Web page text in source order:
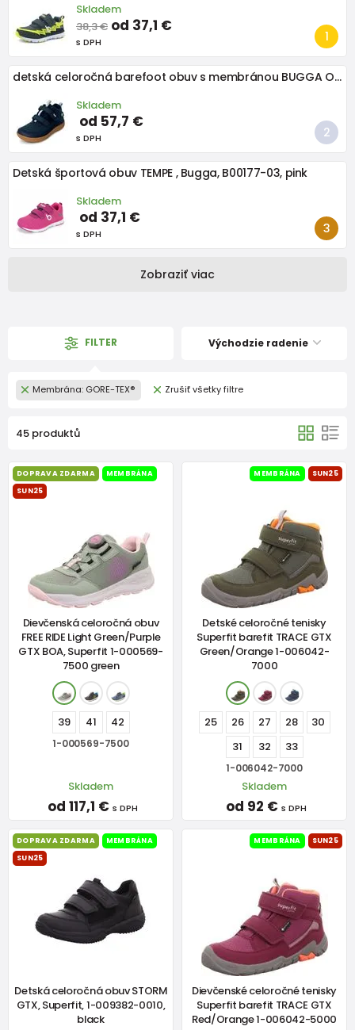
Skladem
38,3 € od 37,1 €
s DPH
detská celoročná barefoot obuv s membránou BUGGA OSCAR Blue B00191-04
Skladem
od 57,7 €
s DPH
Detská športová obuv TEMPE , Bugga, B00177-03, pink
Skladem
od 37,1 €
s DPH
Zobraziť viac
FILTER Východzie radenie
Membrána: GORE-TEX® Zrušiť všetky filtre
45 produktů
DOPRAVA ZDARMA
MEMBRÁNA
SUN25
Dievčenská celoročná obuv
FREE RIDE Light Green/Purple
GTX BOA, Superfit 1-000569-
7500 green
39 41 42
1-000569-7500
Skladem
od 117,1 € s DPH
MEMBRÁNA SUN25
Detské celoročné tenisky
Superfit barefit TRACE GTX
Green/Orange 1-006042-
7000
25 26 27 28
30
31
32 33
1-006042-7000
Skladem
od 92 € s DPH
DOPRAVA ZDARMA
MEMBRÁNA
SUN25
Detská celoročná obuv STORM
GTX, Superfit, 1-009382-0010,
black
MEMBRÁNA SUN25
Dievčenské celoročné tenisky
Superfit barefit TRACE GTX
Red/Orange 1-006042-5000